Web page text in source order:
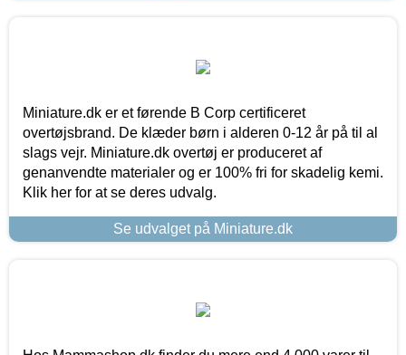
Miniature.dk er et førende B Corp certificeret
overtøjsbrand. De klæder børn i alderen 0-12 år på til al
slags vejr. Miniature.dk overtøj er produceret af
genanvendte materialer og er 100% fri for skadelig kemi.
Klik her for at se deres udvalg.
Se udvalget på Miniature.dk